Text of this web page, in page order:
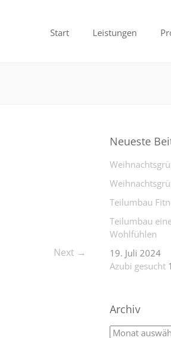
Start Leistungen
Next →
Neueste
Teilumbau
Teilumbau
Wohlfühlen
19. Juli 2024
Azubi gesucht
Archiv